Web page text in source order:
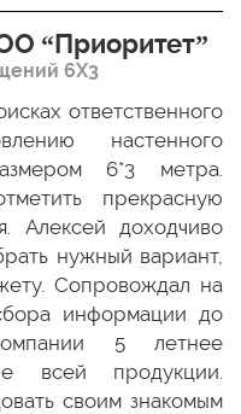
“Приоритет”
6Х3
ответственного
настенного
6*3 метра.
прекрасную
Алексей доходчиво
нужный вариант,
Сопровождал на
информации до
5 летнее
всей продукции.
своим знакомым